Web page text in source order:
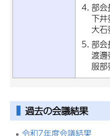
部会
下井
大石
部会
渡
服
過去の会議結果
令和7年度会議結果